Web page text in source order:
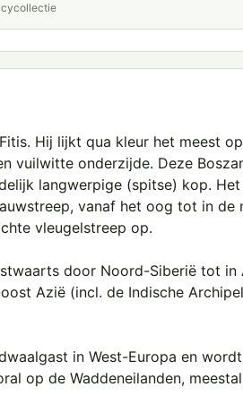
Hij lijkt qua kleur het meest
vuilwitte onderzijde. Deze
langwerpige (spitse) kop. Het
vanaf het oog tot in de
vleugelstreep op.
door Noord-Siberië tot in
Azië (incl. de Indische
in West-Europa en
op de Waddeneilanden,